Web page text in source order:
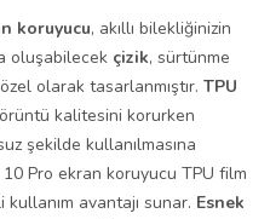
koruyucu, akıllı bilekliğinizin
oluşabilecek çizik, sürtünme
olarak tasarlanmıştır. TPU
kalitesini korurken
şekilde kullanılmasına
Pro ekran koruyucu TPU film
avantajı sunar. Esnek